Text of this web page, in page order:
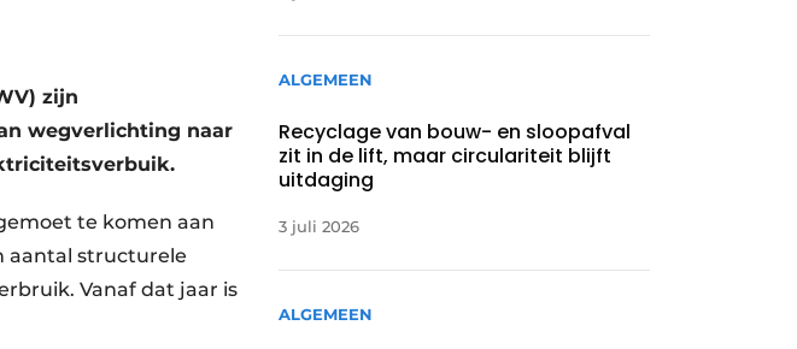
zijn
wegverlichting naar
te komen aan
aantal structurele
Vanaf dat jaar is
ALGEMEEN
Recyclage van bouw- en sloopafval
zit in de lift, maar circulariteit blijft
uitdaging
3 juli 2026
ALGEMEEN